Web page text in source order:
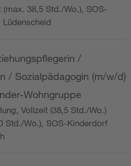
(max. 38,5 Std./Wo.), SOS-
/
/ Sozialpädagogin (m/w/d)
Wohngruppe
Vollzeit (38,5 Std./Wo.)
Std./Wo.), SOS-Kinderdorf